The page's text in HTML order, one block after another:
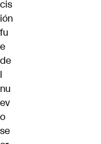
cis
ión
fu
e
de
l
nu
ev
o
se